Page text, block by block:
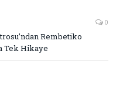
0
Rembetiko
Tek Hikaye